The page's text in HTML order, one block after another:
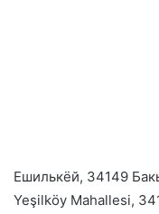
Ешилькёй, 34149
Yeşilköy Mahallesi,